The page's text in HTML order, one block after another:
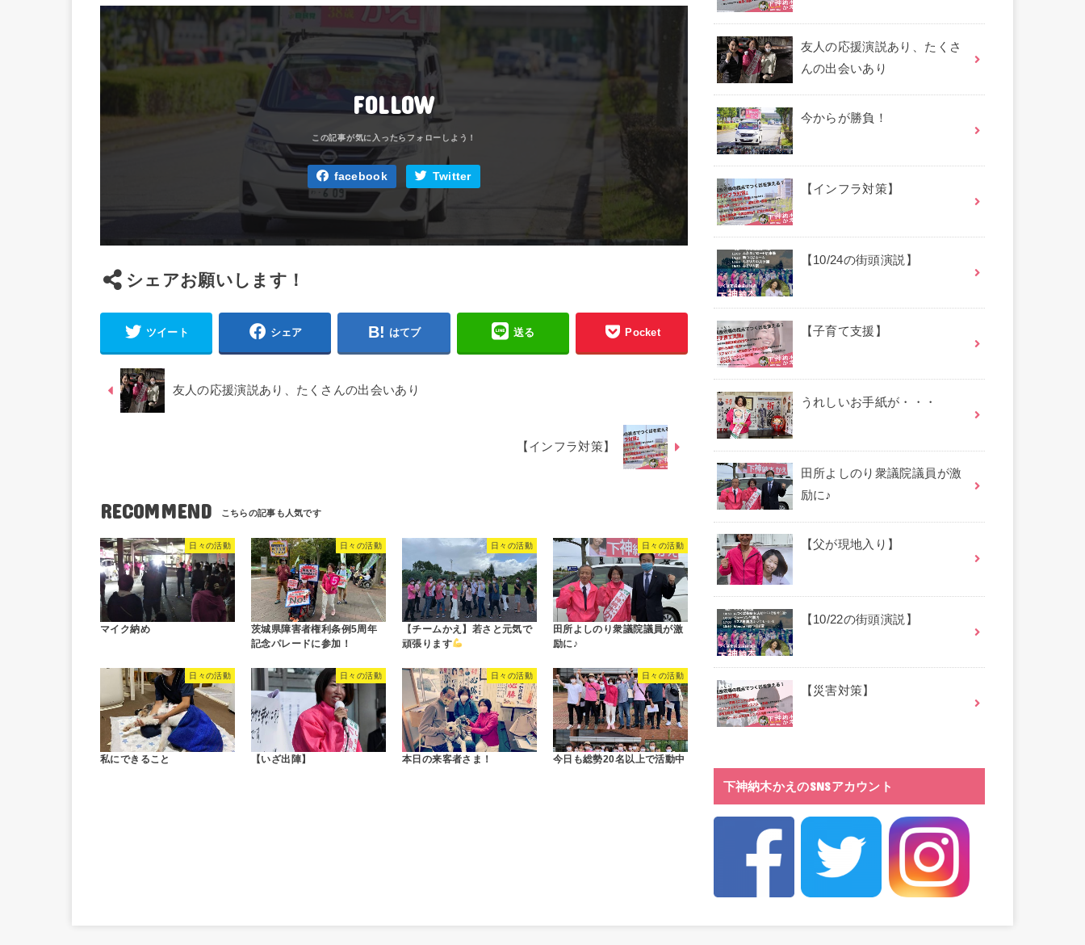
FOLLOW
facebook Twitter
シェアお願いします！
ツイート シェア はてブ 送る Pocket
友人の応援演説あり、たくさんの出会いあり
【インフラ対策】
RECOMMEND
日々の活動
マイク納め
日々の活動
茨城県障害者権利条例5周年
記念パレードに参加！
日々の活動
【チームかえ】若さと元気で
頑張ります
日々の活動
田所よしのり衆議院議員が激
励に♪
日々の活動
私にできること
日々の活動
【いざ出陣】
日々の活動
本日の来客者さま！
日々の活動
今日も総勢20名以上で活動中
友人の応援演説あり、たくさ
んの出会いあり
今からが勝負！
【インフラ対策】
【10/24の街頭演説】
【子育て支援】
うれしいお手紙が・・・
田所よしのり衆議院議員が激
励に♪
【父が現地入り】
【10/22の街頭演説】
【災害対策】
下神納木かえのSNSアカウント